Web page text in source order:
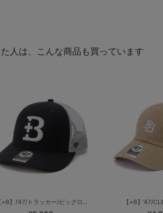
人は、こんな商品も買っています
+B】/’47/トラッカー/ビッグロ... 【+B】’47/